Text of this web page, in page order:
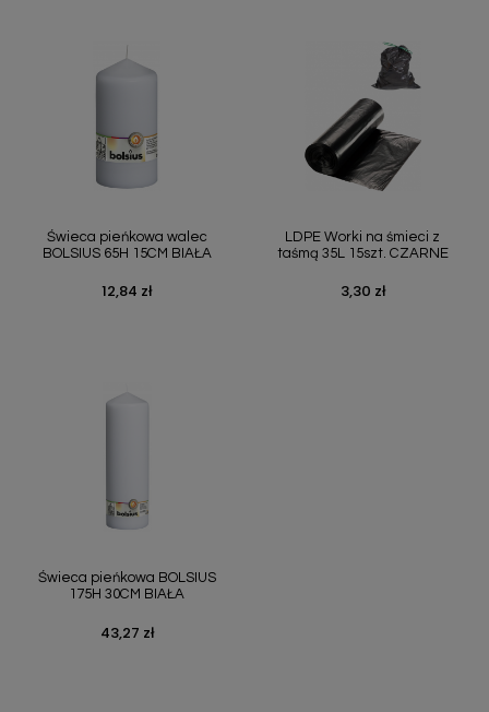
Świeca pieńkowa walec
BOLSIUS 65H 15CM BIAŁA
Cena
12,84 zł
LDPE Worki na śmieci z
taśmą 35L 15szt. CZARNE
Cena
3,30 zł
Świeca pieńkowa BOLSIUS
175H 30CM BIAŁA
Cena
43,27 zł